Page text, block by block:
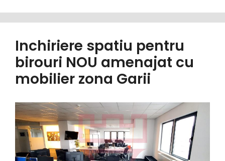
Inchiriere spatiu pentru
birouri NOU amenajat cu
mobilier zona Garii